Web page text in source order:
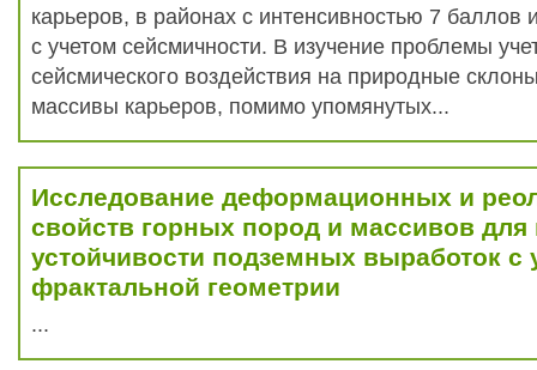
карьеров, в районах с интенсивностью 7 баллов
с учетом сейсмичности. В изучение проблемы
сейсмического воздействия на природные
массивы карьеров, помимо упомянутых...
Исследование деформационных и
свойств горных пород и массивов для
устойчивости подземных выработок с
фрактальной геометрии
...